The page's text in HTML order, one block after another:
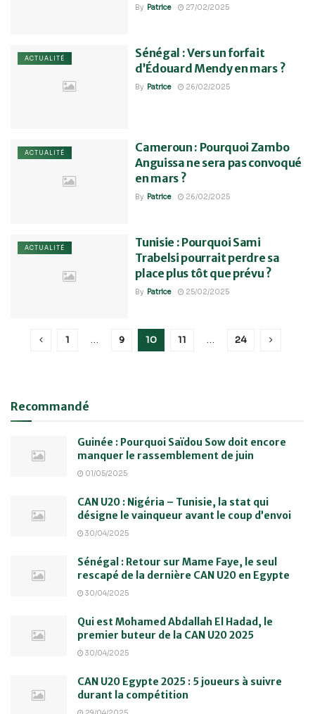
By Patrice 27/02/2025
ACTUALITÉ
Sénégal : Vers un forfait
d’Édouard Mendy en mars ?
By Patrice 26/02/2025
ACTUALITÉ
Cameroun : Pourquoi Zambo
Anguissa ne sera pas convoqué
en mars ?
By Patrice 26/02/2025
ACTUALITÉ
Tunisie : Pourquoi Sami
Trabelsi pourrait perdre sa
place plus tôt que prévu ?
By Patrice 25/02/2025
1 … 9 10 11 … 24
Recommandé
Guinée : Pourquoi Saïdou Sow doit encore
manquer le rassemblement de juin
01/05/2025
CAN U20 : Nigéria – Tunisie, la stat qui
désigne le vainqueur avant le coup d’envoi
30/04/2025
Sénégal : Retour sur Mame Faye, le seul
rescapé de la dernière CAN U20 en Egypte
30/04/2025
Qui est Mohamed Abdallah El Hadad, le
premier buteur de la CAN U20 2025
30/04/2025
CAN U20 Egypte 2025 : 5 joueurs à suivre
durant la compétition